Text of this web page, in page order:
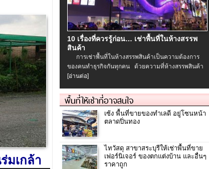
มเกล้า
10 เรื่องที่ควรรู้ก่อน… เช่าพื้นที่ในห้างสรรพ
สินค้า
การเช่าพื้นที่ในห้างสรรพสินค้าเป็นความต้องการ
ของคนทำธุรกิจกันทุกคน ด้วยความที่ห้างสรรพสินค้า
[อ่านต่อ]
พื้นที่ให้เช่าที่อาจสนใจ
เซ้ง พื้นที่ขายของทำเลดี อยู่โซนหน้า
ตลาดปิ่นทอง
ไทวัสดุ สาขาสระบุรีให้เช่าพื้นที่ขาย
เฟอร์นิเจอร์ ของตกแต่งบ้าน และอื่นๆ
ราคาถูก